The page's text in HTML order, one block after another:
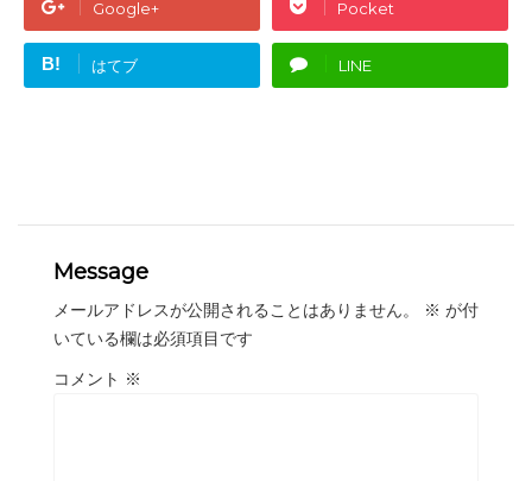
Google+ Pocket
B! はてブ LINE
Message
メールアドレスが公開されることはありません。 ※ が付
いている欄は必須項目です
コメント ※